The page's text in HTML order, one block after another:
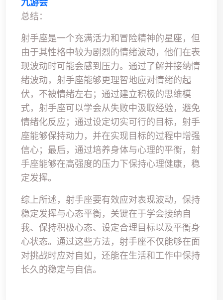
九游会
总结：
射手座是一个充满活力和冒险精神的星座，但
由于其性格中较为剧烈的情绪波动，他们在表
现波动时可能会感到压力。通过了解并接纳情
绪波动，射手座能够更理智地应对情绪的起
伏，不被情绪左右；通过建立积极的思维模
式，射手座可以学会从失败中汲取经验，避免
情绪化反应；通过设定切实可行的目标，射手
座能够保持动力，并在实现目标的过程中增强
信心；最后，通过培养身体与心理的平衡，射
手座能够在高强度的压力下保持心理健康，稳
定发挥。
综上所述，射手座要有效应对表现波动，保持
稳定发挥与心态平衡，关键在于学会接纳自
我、保持积极心态、设定合理目标以及平衡身
心状态。通过这些方法，射手座不仅能够在面
对挑战时应对自如，还能在生活和工作中保持
长久的稳定与自信。